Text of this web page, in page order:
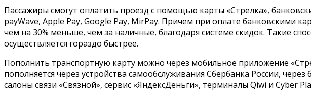
Пассажиры смогут оплатить проезд с помощью карты «Стрелка»,
payWave, Apple Pay, Google Pay, MirPay. Причем при оплате банковскими
чем на 30% меньше, чем за наличные, благодаря системе скидок. Такие
осуществляется гораздо быстрее.
Пополнить транспортную карту можно через мобильное приложение
пополняется через устройства самообслуживания Сбербанка России,
салоны связи «Связной», сервис «ЯндексДеньги», терминалы Qiwi и Cyber